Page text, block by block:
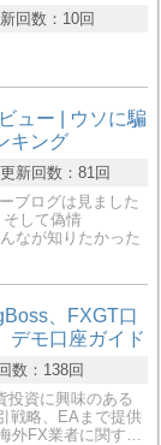
回数： 10回
ュー | ウソに騙
キング
更新回数： 81回
ブログは見ました
して偽情
なが知りたかった
、FXGT口
デモ口座ガイド
数： 138回
投資に興味のある
戦略、EAまで提供
外FX業者に関す…